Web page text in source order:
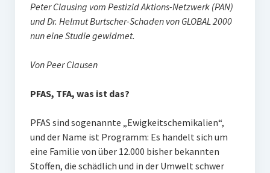
Peter Clausing vom Pestizid Aktions-Netzwerk (PAN)
und Dr. Helmut Burtscher-Schaden von GLOBAL 2000
nun eine Studie gewidmet.
Von Peer Clausen
PFAS, TFA, was ist das?
PFAS sind sogenannte „Ewigkeitschemikalien“,
und der Name ist Programm: Es handelt sich um
eine Familie von über 12.000 bisher bekannten
Stoffen, die schädlich und in der Umwelt schwer